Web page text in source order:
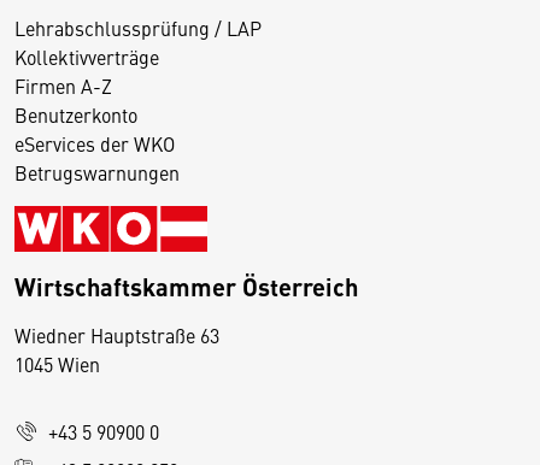
Lehrabschlussprüfung / LAP
Kollektivverträge
Firmen A-Z
Benutzerkonto
eServices der WKO
Betrugswarnungen
Wirtschaftskammer Österreich
Wiedner Hauptstraße 63
1045 Wien
+43 5 90900 0
D
s